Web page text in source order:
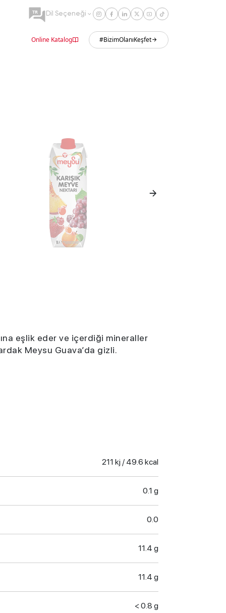
TR Dil Seçeneği
Online Katalog #BizimOlanıKeşfet
eşlik eder ve içerdiği mineraller
Meysu Guava’da gizli.
211 kj / 49.6 kcal
0.1 g
0.0
11.4 g
11.4 g
< 0.8 g